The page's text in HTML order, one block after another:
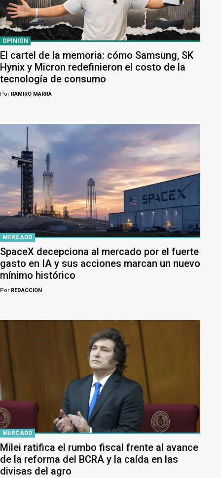
OPINIÓN
El cartel de la memoria: cómo Samsung, SK
Hynix y Micron redefinieron el costo de la
tecnología de consumo
Por RAMIRO MARRA
MERCADO
SpaceX decepciona al mercado por el fuerte
gasto en IA y sus acciones marcan un nuevo
mínimo histórico
Por REDACCION
MERCADO
Milei ratifica el rumbo fiscal frente al avance
de la reforma del BCRA y la caída en las
divisas del agro